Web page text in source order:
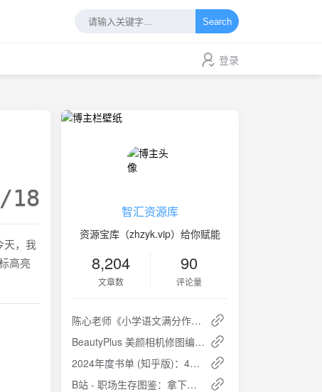
Search
登录
18
天，我
高亮
智汇资源库
资源宝库（zhzyk.vip）给你赋能
8,204
文章数
90
评论量
陈心老师《小学语文满分作文课》：提升写作与阅读能力的趣味课程
BeautyPlus 美颜相机修图编辑，解锁高级版
2024年度书单 (知乎版)：42本精选好书，开启智慧阅读之旅
B站 - 职场生存图鉴：拿下令你心动的offer：从求职到升职的系统性职场课程